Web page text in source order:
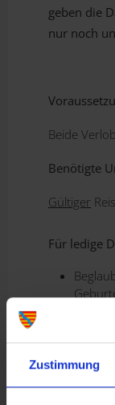
Zustimmung
geben die
nur noch
Beide
Benötigte
Gültiger
Für ledige
a.Main